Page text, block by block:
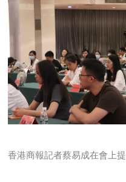
香港商報記者蔡易成在會上